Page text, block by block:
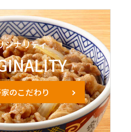
ジナリティ
のこだわり